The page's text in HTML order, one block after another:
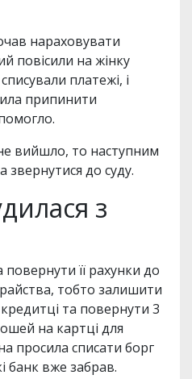
нараховувати
повісили на жінку
платежі, і
припинити
вийшло, то наступним
до суду.
з
її рахунки до
тобто залишити
та повернути 3
на картці для
просила списати борг
банк вже забрав.